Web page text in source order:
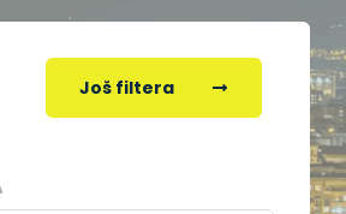
Još filtera